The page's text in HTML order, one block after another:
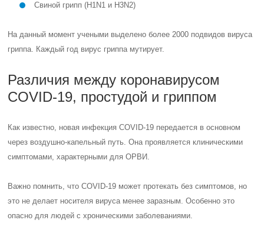
Свиной грипп (H1N1 и H3N2)
На данный момент учеными выделено более 2000 подвидов вируса
гриппа. Каждый год вирус гриппа мутирует.
Различия между коронавирусом
COVID-19, простудой и гриппом
Как известно, новая инфекция COVID-19 передается в основном
через воздушно-капельный путь. Она проявляется клиническими
симптомами, характерными для ОРВИ.
Важно помнить, что COVID-19 может протекать без симптомов, но
это не делает носителя вируса менее заразным. Особенно это
опасно для людей с хроническими заболеваниями.